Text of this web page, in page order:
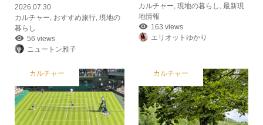
2026.07.30
カルチャー おすすめ旅行, 現地の
暮らし
56 views
ニュートン雅子
カルチャー ,現地の暮らし ,最新現
地情報
163 views
エリオットゆかり
カルチャー カルチャー